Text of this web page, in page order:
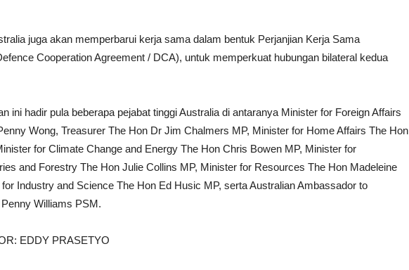
juga akan memperbarui kerja sama dalam bentuk Perjanjian Kerja Sama
Cooperation Agreement / DCA), untuk memperkuat hubungan bilateral kedua
ini hadir pula beberapa pejabat tinggi Australia di antaranya Minister for Foreign Affairs
Wong, Treasurer The Hon Dr Jim Chalmers MP, Minister for Home Affairs The Hon
for Climate Change and Energy The Hon Chris Bowen MP, Minister for
and Forestry The Hon Julie Collins MP, Minister for Resources The Hon Madeleine
Industry and Science The Hon Ed Husic MP, serta Australian Ambassador to
Williams PSM.
EDDY PRASETYO